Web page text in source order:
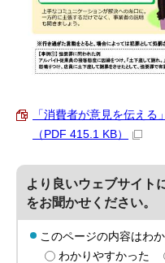
「消費者が意見を伝え
（PDF 415.1 KB）
より良いウェブサイト
をお聞かせください。
このページの内容はわ
わかりやすかった